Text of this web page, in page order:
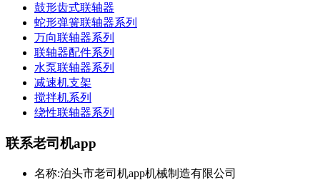
鼓形齿式联轴器
蛇形弹簧联轴器系列
万向联轴器系列
联轴器配件系列
水泵联轴器系列
减速机支架
搅拌机系列
绕性联轴器系列
联系老司机app
名称:泊头市老司机app机械制造有限公司